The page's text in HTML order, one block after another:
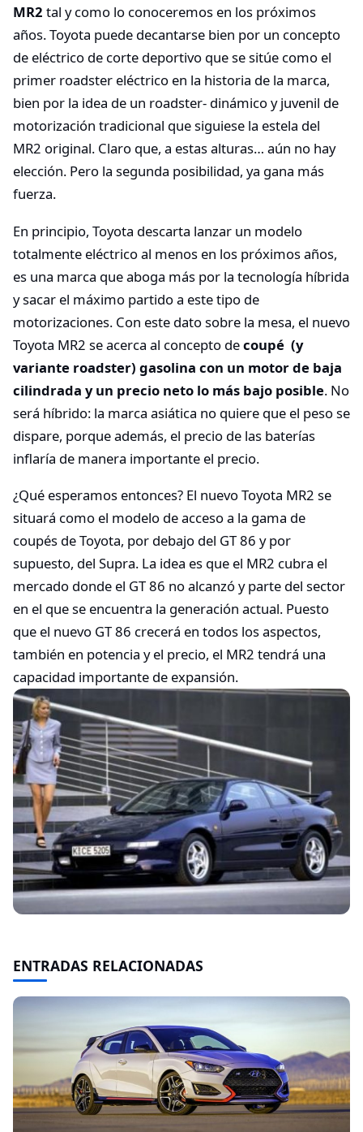
MR2 tal y como lo conoceremos en los próximos
años. Toyota puede decantarse bien por un concepto
de eléctrico de corte deportivo que se sitúe como el
primer roadster eléctrico en la historia de la marca,
bien por la idea de un roadster- dinámico y juvenil de
motorización tradicional que siguiese la estela del
MR2 original. Claro que, a estas alturas… aún no hay
elección. Pero la segunda posibilidad, ya gana más
fuerza.
En principio, Toyota descarta lanzar un modelo
totalmente eléctrico al menos en los próximos años,
es una marca que aboga más por la tecnología híbrida
y sacar el máximo partido a este tipo de
motorizaciones. Con este dato sobre la mesa, el nuevo
Toyota MR2 se acerca al concepto decoupé (y
variante roadster) gasolina con un motor de baja
cilindrada y un precio neto lo más bajo posible. No
será híbrido: la marca asiática no quiere que el peso se
dispare, porque además, el precio de las baterías
inflaría de manera importante el precio.
¿Qué esperamos entonces? El nuevo Toyota MR2 se
situará como el modelo de acceso a la gama de
coupés de Toyota, por debajo del GT 86 y por
supuesto, del Supra. La idea es que el MR2 cubra el
mercado donde el GT 86 no alcanzó y parte del sector
en el que se encuentra la generación actual. Puesto
que el nuevo GT 86 crecerá en todos los aspectos,
también en potencia y el precio, el MR2 tendrá una
capacidad importante de expansión.
ENTRADAS RELACIONADAS